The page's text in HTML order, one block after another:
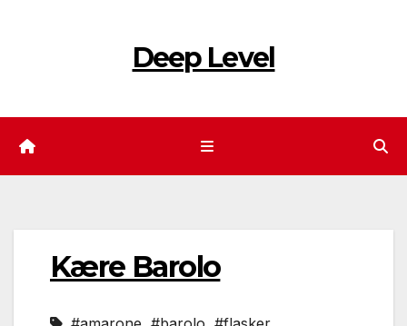
Deep Level
Kære Barolo